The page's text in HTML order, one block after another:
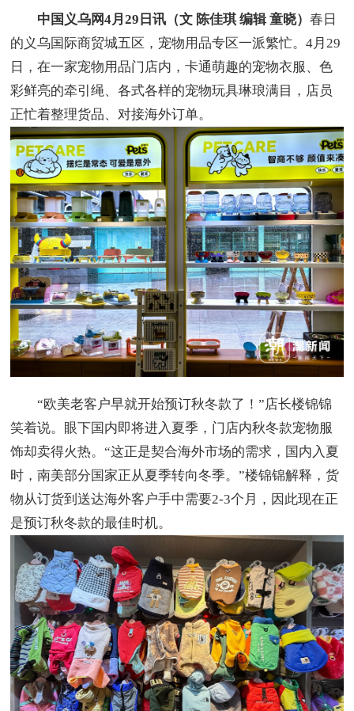
中国义乌网4月29日讯（文 陈佳琪 编辑 童晓）春日
的义乌国际商贸城五区，宠物用品专区一派繁忙。4月29
日，在一家宠物用品门店内，卡通萌趣的宠物衣服、色
彩鲜亮的牵引绳、各式各样的宠物玩具琳琅满目，店员
正忙着整理货品、对接海外订单。
“欧美老客户早就开始预订秋冬款了！”店长楼锦锦
笑着说。眼下国内即将进入夏季，门店内秋冬款宠物服
饰却卖得火热。“这正是契合海外市场的需求，国内入夏
时，南美部分国家正从夏季转向冬季。”楼锦锦解释，货
物从订货到送达海外客户手中需要2-3个月，因此现在正
是预订秋冬款的最佳时机。